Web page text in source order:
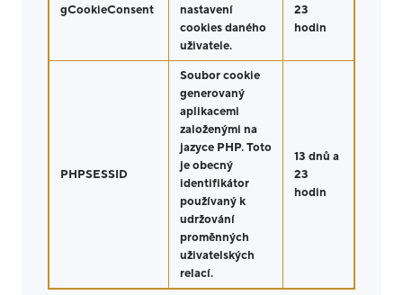
gCookieConsent
nastavení
cookies daného
uživatele.
23
hodin
PHPSESSID
Soubor cookie
generovaný
aplikacemi
založenými na
jazyce PHP. Toto
je obecný
identifikátor
používaný k
udržování
proměnných
uživatelských
relací.
13 dnů a
23
hodin